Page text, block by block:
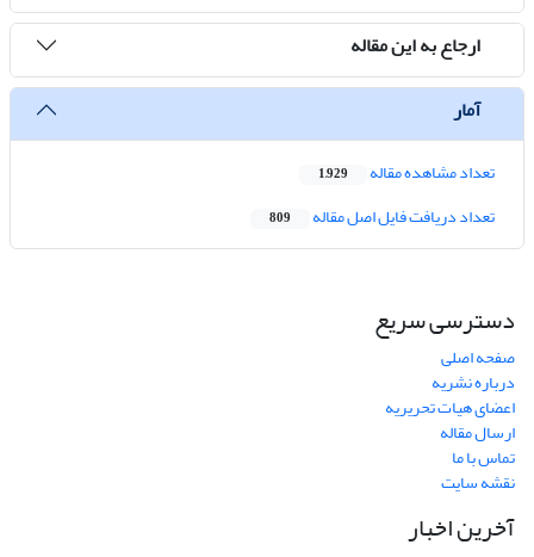
ارجاع به این مقاله
آمار
تعداد مشاهده مقاله 1,929
تعداد دریافت فایل اصل مقاله 809
دسترسی سریع
صفحه اصلی
درباره نشریه
اعضای هیات تحریریه
ارسال مقاله
تماس با ما
نقشه سایت
آخرین اخبار